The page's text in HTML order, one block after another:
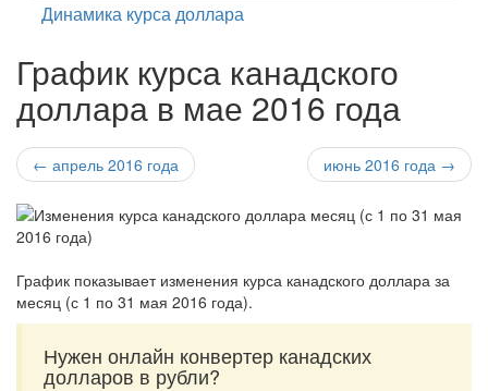
Динамика курса доллара
График курса канадского
доллара в мае 2016 года
← апрель 2016 года июнь 2016 года →
График показывает изменения курса канадского доллара за
месяц (с 1 по 31 мая 2016 года).
Нужен онлайн конвертер канадских
долларов в рубли?